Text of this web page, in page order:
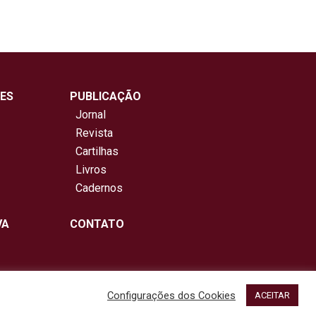
PUBLICAÇÃO
Jornal
Revista
Cartilhas
Livros
Cadernos
CONTATO
Configurações dos Cookies ACEITAR